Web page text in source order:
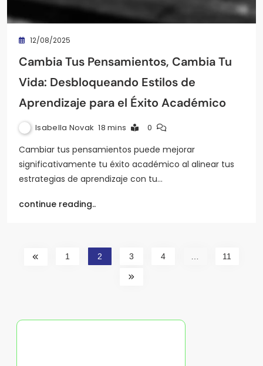
12/08/2025
Cambia Tus Pensamientos, Cambia Tu
Vida: Desbloqueando Estilos de
Aprendizaje para el Éxito Académico
Isabella Novak 18 mins 0
Cambiar tus pensamientos puede mejorar
significativamente tu éxito académico al alinear tus
estrategias de aprendizaje con tu…
continue reading..
1 2 3 4 11